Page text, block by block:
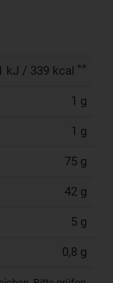
kJ / 339 kcal **
1 g
1 g
75 g
42 g
5 g
0,8 g